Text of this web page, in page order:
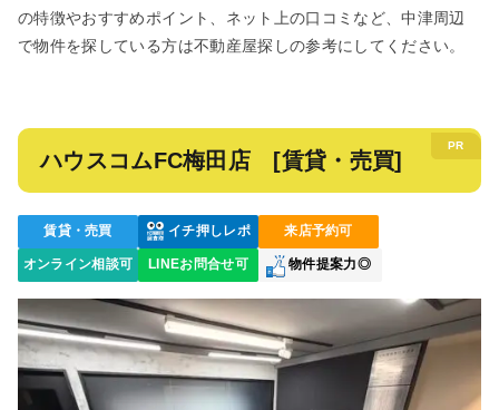
の特徴やおすすめポイント、ネット上の口コミなど、中津周辺
で物件を探している方は不動産屋探しの参考にしてください。
ハウスコムFC梅田店 [賃貸・売買]
賃貸・売買 イチ押しレポ 来店予約可
オンライン相談可 LINEお問合せ可 物件提案力◎